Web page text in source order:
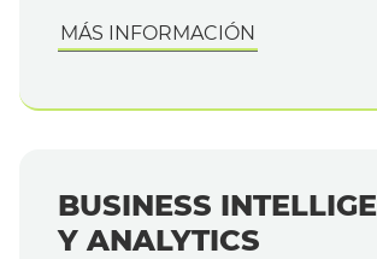
MÁS INFORMACIÓN
BUSINESS
Y ANALYTICS